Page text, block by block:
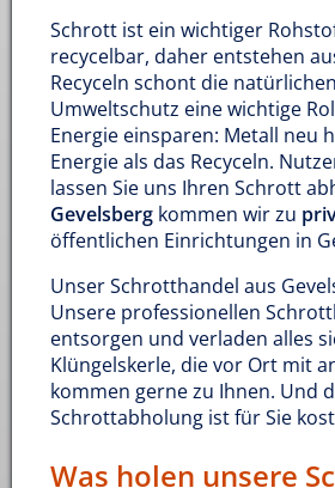
Schrott ist ein wichtiger
recycelbar, daher entstehen
Recyceln schont die
Umweltschutz eine wichtige
Energie einsparen: Metall neu
Energie als das Recyceln.
lassen Sie uns Ihren Schrott
Gevelsberg kommen wir zu
öffentlichen Einrichtungen in
Unser Schrotthandel aus
Unsere professionellen
entsorgen und verladen alles
Klüngelskerle, die vor Ort mit
kommen gerne zu Ihnen. Und
Schrottabholung ist für Sie
Was holen unsere